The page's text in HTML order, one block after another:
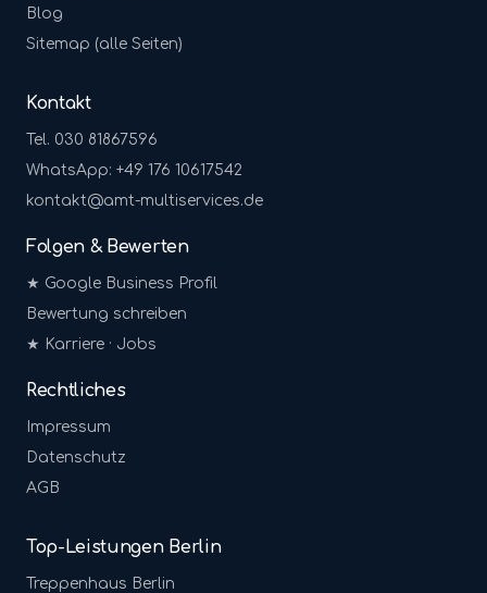
Blog
Sitemap (alle Seiten)
Kontakt
Tel. 030 81867596
WhatsApp: +49 176 10617542
kontakt@amt-multiservices.de
Folgen & Bewerten
★ Google Business Profil
Bewertung schreiben
★ Karriere · Jobs
Rechtliches
Impressum
Datenschutz
AGB
Top-Leistungen Berlin
Treppenhaus Berlin